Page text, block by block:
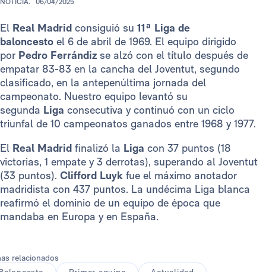
NOTICIA. 06/04/2025
El Real Madrid consiguió su 11ª Liga de
baloncesto el 6 de abril de 1969. El equipo dirigido
por Pedro Ferrándiz se alzó con el título después de
empatar 83-83 en la cancha del Joventut, segundo
clasificado, en la antepenúltima jornada del
campeonato. Nuestro equipo levantó su
segunda Liga consecutiva y continuó con un ciclo
triunfal de 10 campeonatos ganados entre 1968 y 1977.
El Real Madrid finalizó la Liga con 37 puntos (18
victorias, 1 empate y 3 derrotas), superando al Joventut
(33 puntos). Clifford Luyk fue el máximo anotador
madridista con 437 puntos. La undécima Liga blanca
reafirmó el dominio de un equipo de época que
mandaba en Europa y en España.
relacionados